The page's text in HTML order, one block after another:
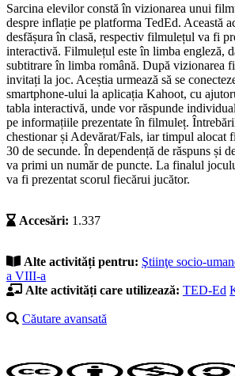
Sarcina elevilor constă în vizionarea unui
despre inflație pe platforma TedEd. Această
desfășura în clasă, respectiv filmulețul va fi
interactivă. Filmulețul este în limba engleză,
subtitrare în limba română. După vizionarea
invitați la joc. Aceștia urmează să se
smartphone-ului la aplicația Kahoot, cu
tabla interactivă, unde vor răspunde
pe informațiile prezentate în filmuleț.
chestionar și Adevărat/Fals, iar timpul alocat
30 de secunde. În dependență de răspuns și
va primi un număr de puncte. La finalul
va fi prezentat scorul fiecărui jucător.
Accesări: 1.337
Alte activități pentru: Ştiinţe socio-
a VIII-a
Alte activități care utilizează: TED-Ed
Căutare avansată